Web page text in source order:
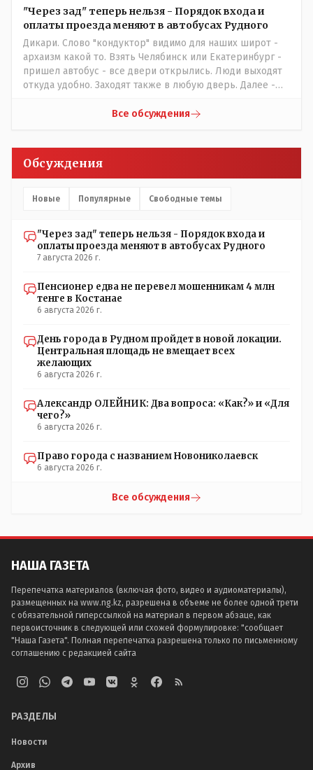
"Через зад" теперь нельзя - Порядок входа и
оплаты проезда меняют в автобусах Рудного
Дикари. Слово "кондуктор" видимо для наших широт -
архаизм какой то. Взять Челябинск или Екатеринбург -
пришел автобус - все двери открылись. Люди выходят
откуда удобно. Заходят также в любую дверь. Далее -
либо кондуктор подойдет с терминалом. Водитель
Кондуктор - помимо удобства - несомненно рабочие
места. Сколько людей можно трудоустроить? Но зачем,
контролировать , и (в редких случаях оплаты наличкой)
умудряемся похерить(
Все обсуждения
Обсуждения
Новые Популярные Свободные темы
"Через зад" теперь нельзя - Порядок входа и
оплаты проезда меняют в автобусах Рудного
7 августа 2026 г.
Пенсионер едва не перевел мошенникам 4 млн
тенге в Костанае
6 августа 2026 г.
День города в Рудном пройдет в новой локации.
Центральная площадь не вмещает всех
желающих
6 августа 2026 г.
Александр ОЛЕЙНИК: Два вопроса: «Как?» и «Для
чего?»
6 августа 2026 г.
Право города с названием Новониколаевск
6 августа 2026 г.
Все обсуждения
НАША ГАЗЕТА
Перепечатка материалов (включая фото, видео и аудиоматериалы),
размещенных на www.ng.kz, разрешена в объеме не более одной трети
с обязательной гиперссылкой на материал в первом абзаце, как
первоисточник в следующей или схожей формулировке: "сообщает
"Наша Газета". Полная перепечатка разрешена только по письменному
соглашению с редакцией сайта
РАЗДЕЛЫ
Новости
Архив